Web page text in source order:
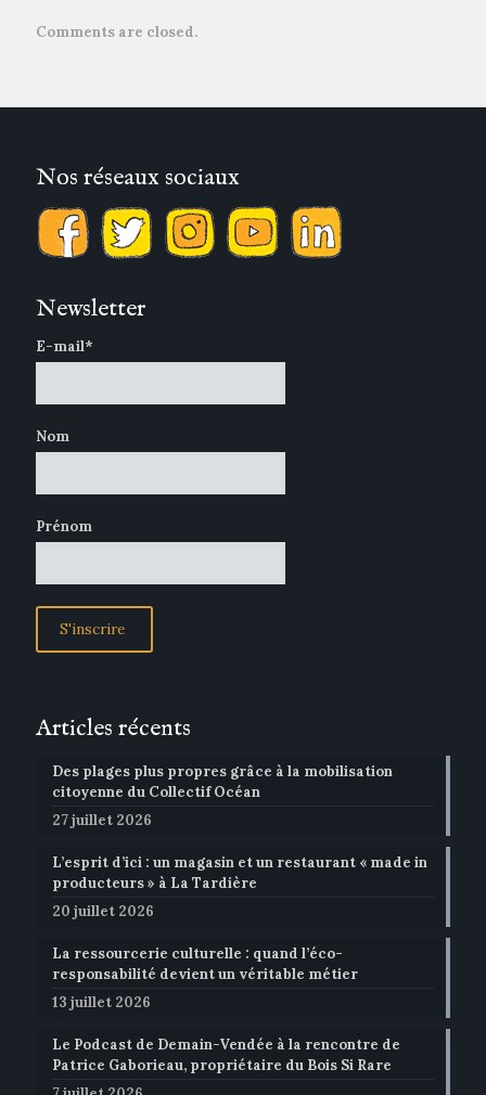
Comments are closed.
Nos réseaux sociaux
Newsletter
E-mail*
Nom
Prénom
Articles récents
Des plages plus propres grâce à la mobilisation
citoyenne du Collectif Océan
27 juillet 2026
L’esprit d’ici : un magasin et un restaurant « made in
producteurs » à La Tardière
20 juillet 2026
La ressourcerie culturelle : quand l’éco-
responsabilité devient un véritable métier
13 juillet 2026
Le Podcast de Demain-Vendée à la rencontre de
Patrice Gaborieau, propriétaire du Bois Si Rare